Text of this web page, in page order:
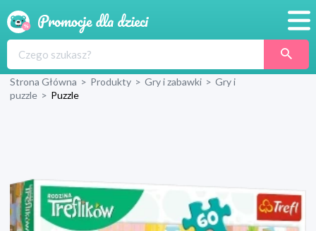
Produkty
Wyprawka
Strona Główna > Produkty > Gry i zabawki > Gry i
puzzle > Puzzle